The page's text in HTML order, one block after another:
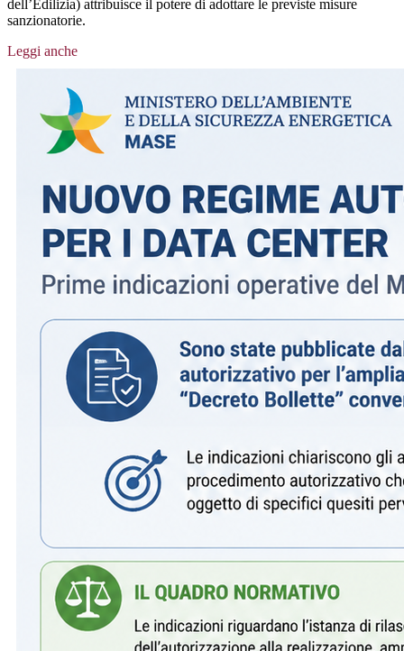
dell’Edilizia) attribuisce il potere di adottare le previste misure
sanzionatorie.
Leggi anche